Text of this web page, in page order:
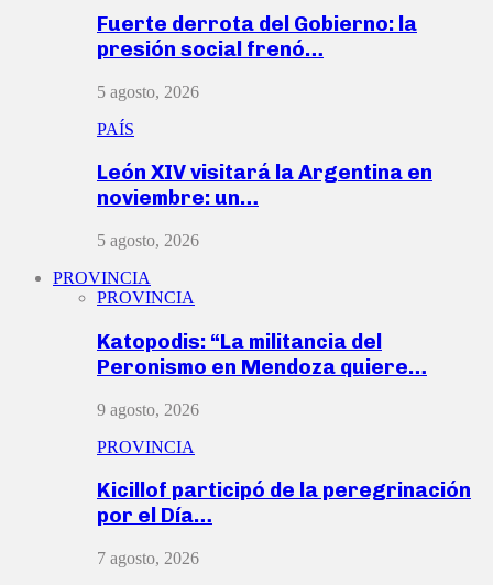
Fuerte derrota del Gobierno: la
presión social frenó…
5 agosto, 2026
PAÍS
León XIV visitará la Argentina en
noviembre: un…
5 agosto, 2026
PROVINCIA
PROVINCIA
Katopodis: “La militancia del
Peronismo en Mendoza quiere…
9 agosto, 2026
PROVINCIA
Kicillof participó de la peregrinación
por el Día…
7 agosto, 2026